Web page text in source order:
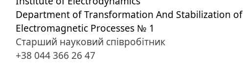
Department of Transformation And Stabilization of
Electromagnetic Processes № 1
Старший науковий співробітник
+38 044 366 26 47